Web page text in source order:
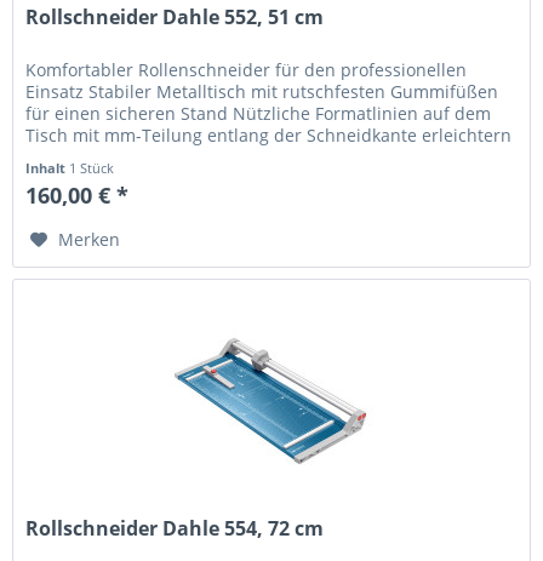
Rollschneider Dahle 552, 51 cm
Komfortabler Rollenschneider für den professionellen
Einsatz Stabiler Metalltisch mit rutschfesten Gummifüßen
für einen sicheren Stand Nützliche Formatlinien auf dem
Tisch mit mm-Teilung entlang der Schneidkante erleichtern
Inhalt 1 Stück
160,00 € *
Merken
Rollschneider Dahle 554, 72 cm